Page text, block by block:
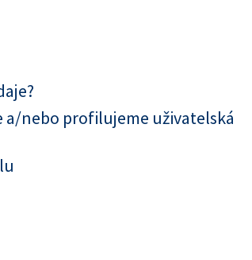
nebo profilujeme uživatelská